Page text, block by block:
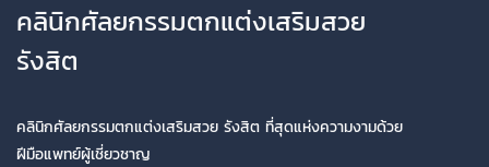
คลินิกศัลยกรรมตกแต่งเสริมสวย
รังสิต
คลินิกศัลยกรรมตกแต่งเสริมสวย รังสิต ที่สุดแห่งความงามด้วย
ฝีมือแพทย์ผู้เชี่ยวชาญ